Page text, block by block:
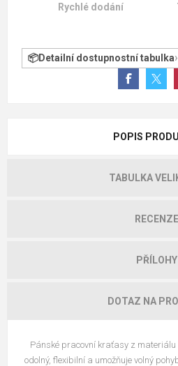
Rychlé dodání
Detailní dostupnostní tabulka
POPIS
TABULKA
RECENZE
PŘÍLOHY
DOTAZ NA
Pánské pracovní kraťasy z materiálu
odolný, flexibilní a umožňuje volný